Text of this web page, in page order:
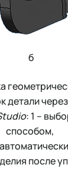
б
детали
: 1 –
способом,
после